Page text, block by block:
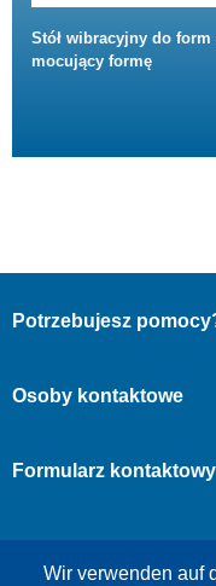
Stół wibracyjny do
mocujący formę
Wir verwenden auf
Potrzebujesz
Osoby kontaktowe
Formularz kontaktowy